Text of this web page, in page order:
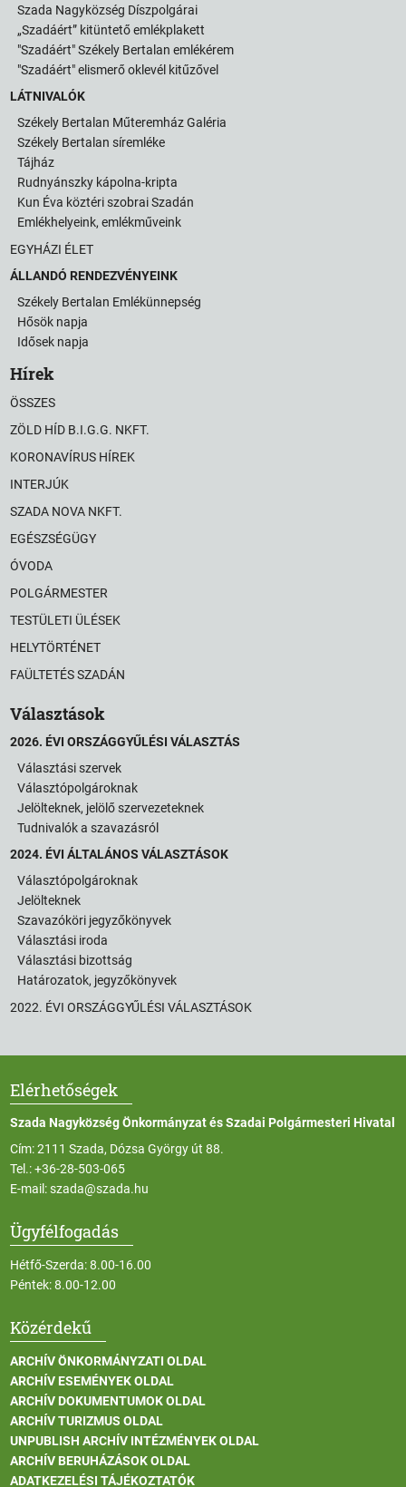
Szada Nagyközség Díszpolgárai
„Szadáért” kitüntető emlékplakett
"Szadáért" Székely Bertalan emlékérem
"Szadáért" elismerő oklevél kitűzővel
LÁTNIVALÓK
Székely Bertalan Műteremház Galéria
Székely Bertalan síremléke
Tájház
Rudnyánszky kápolna-kripta
Kun Éva köztéri szobrai Szadán
Emlékhelyeink, emlékműveink
EGYHÁZI ÉLET
ÁLLANDÓ RENDEZVÉNYEINK
Székely Bertalan Emlékünnepség
Hősök napja
Idősek napja
Hírek
ÖSSZES
ZÖLD HÍD B.I.G.G. NKFT.
KORONAVÍRUS HÍREK
INTERJÚK
SZADA NOVA NKFT.
EGÉSZSÉGÜGY
ÓVODA
POLGÁRMESTER
TESTÜLETI ÜLÉSEK
HELYTÖRTÉNET
FAÜLTETÉS SZADÁN
Választások
2026. ÉVI ORSZÁGGYŰLÉSI VÁLASZTÁS
Választási szervek
Választópolgároknak
Jelölteknek, jelölő szervezeteknek
Tudnivalók a szavazásról
2024. ÉVI ÁLTALÁNOS VÁLASZTÁSOK
Választópolgároknak
Jelölteknek
Szavazóköri jegyzőkönyvek
Választási iroda
Választási bizottság
Határozatok, jegyzőkönyvek
2022. ÉVI ORSZÁGGYŰLÉSI VÁLASZTÁSOK
Elérhetőségek
Szada Nagyközség Önkormányzat és Szadai Polgármesteri Hivatal
Cím: 2111 Szada, Dózsa György út 88.
Tel.:+36-28-503-065
E-mail:szada@szada.hu
Ügyfélfogadás
Hétfő-Szerda: 8.00-16.00
Péntek: 8.00-12.00
Közérdekű
ARCHÍV ÖNKORMÁNYZATI OLDAL
ARCHÍV ESEMÉNYEK OLDAL
ARCHÍV DOKUMENTUMOK OLDAL
ARCHÍV TURIZMUS OLDAL
UNPUBLISH ARCHÍV INTÉZMÉNYEK OLDAL
ARCHÍV BERUHÁZÁSOK OLDAL
ADATKEZELÉSI TÁJÉKOZTATÓK